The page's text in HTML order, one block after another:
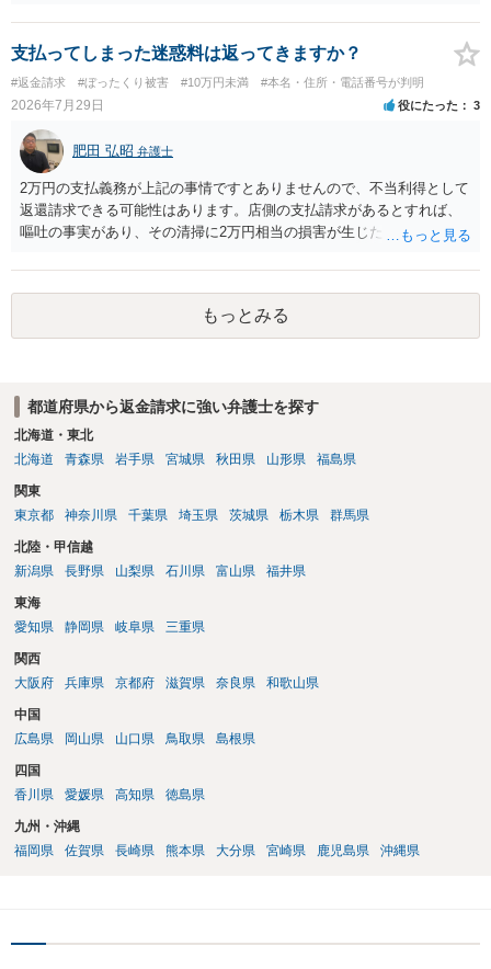
る場合があるかと思われます。
支払ってしまった迷惑料は返ってきますか？
#返金請求 #ぼったくり被害 #10万円未満 #本名・住所・電話番号が判明
2026年7月29日 役にたった 3
肥田 弘昭 弁護士
2万円の支払義務が上記の事情ですとありませんので、不当利得として
返還請求できる可能性はあります。店側の支払請求があるとすれば、
嘔吐の事実があり、その清掃に2万円相当の損害が生じた場合です。ご
もっとみる
都道府県から返金請求に強い弁護士を探す
北海道・東北
北海道
青森県 岩手県 宮城県 秋田県 山形県 福島県
関東
東京都
神奈川県 千葉県 埼玉県 茨城県 栃木県 群馬県
北陸・甲信越
新潟県
長野県 山梨県 石川県 富山県 福井県
東海
愛知県
静岡県 岐阜県 三重県
関西
大阪府
兵庫県 京都府 滋賀県 奈良県 和歌山県
中国
広島県
岡山県 山口県 鳥取県 島根県
四国
香川県
愛媛県 高知県 徳島県
九州・沖縄
福岡県
佐賀県 長崎県 熊本県 大分県 宮崎県 鹿児島県 沖縄県